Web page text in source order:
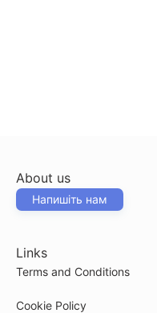
About us
Напишіть нам
Links
Terms and Conditions
Cookie Policy